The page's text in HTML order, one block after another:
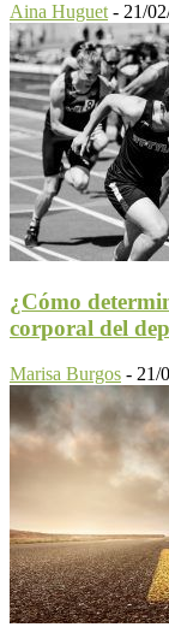
Aina Huguet - 21/
¿Cómo
corporal del
Marisa Burgos - 21/